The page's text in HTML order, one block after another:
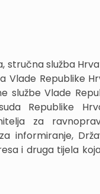
stručna služba
Vlade Republike
službe Vlade
Republike
za
informiranje,
i druga tijela